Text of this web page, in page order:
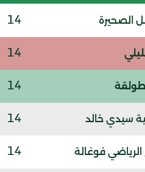
الصحيرة 14
14
14
سيدي خالد 14
الرياضي فوغالة 14